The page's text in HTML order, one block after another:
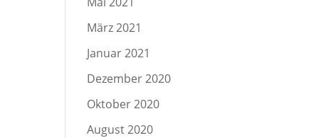
März 2021
Januar 2021
Dezember 2020
Oktober 2020
August 2020